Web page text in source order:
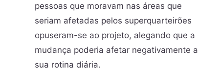
pessoas que moravam nas áreas que
seriam afetadas pelos superquarteirões
opuseram-se ao projeto, alegando que a
mudança poderia afetar negativamente a
sua rotina diária.